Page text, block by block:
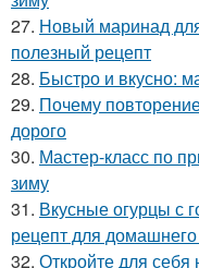
27. Новый маринад
полезный рецепт
28. Быстро и вкусно:
29. Почему
дорого
30. Мастер-класс по
зиму
31. Вкусные огурцы с
рецепт для
32. Откройте для